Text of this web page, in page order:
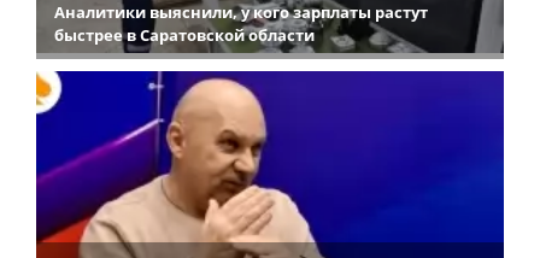
Аналитики выяснили, у кого зарплаты растут
быстрее в Саратовской области